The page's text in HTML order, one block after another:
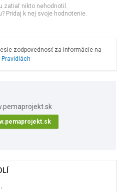
zatiaľ nikto nehodnotil.
Pridaj k nej svoje hodnotenie.
zodpovednosť za informácie na
Pravidlách